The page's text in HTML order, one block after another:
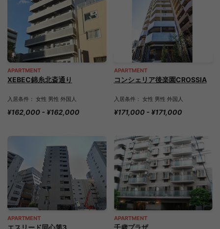
APARTMENT
XEBEC錦糸北斎通り
入居条件： 女性 男性 外国人
¥162,000 - ¥162,000
APARTMENT
コンシェリア後楽園CROSSIA
入居条件： 女性 男性 外国人
¥171,000 - ¥171,000
APARTMENT
エスリード同心第3
APARTMENT
千歳プラザ